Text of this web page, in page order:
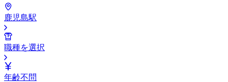
鹿児島駅
職種を選択
年齢不問